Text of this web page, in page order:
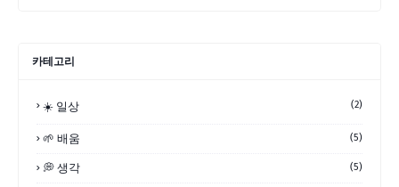
카테고리
☀️ 일상 (2)
🌱 배움 (5)
💭 생각 (5)